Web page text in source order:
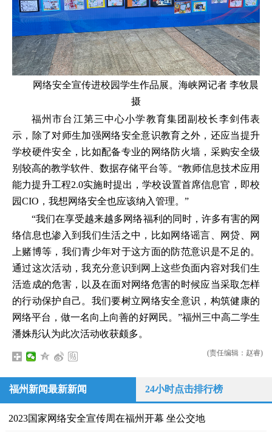
网络安全宣传进校园学生作品展。海峡网记者 李牧晨
摄
福州市台江第三中心小学教育集团副校长李剑伟表
示，除了对师生加强网络安全意识教育之外，还应当提升
学校硬件安全，比如配备专业的网络防火墙，采购安全级
别较高的教学软件、数据存储平台等。“教师信息技术应用
能力提升工程2.0实施时提出，学校设置首席信息官，即校
园CIO，我想网络安全也应该纳入管理。”
“我们在享受越来越多网络福利的同时，许多有害的网
络信息也渗入到我们生活之中，比如网络谣言、网贷、网
上赌博等，我们青少年对于这方面的防范意识是不足的。
通过这次活动，我充分意识到网上这些负面内容对我们生
活造成的危害，以及在面对网络危害的时候应当采取怎样
的行动保护自己。我们要树立网络安全意识，构筑健康的
网络平台，做一名向上向善的好网民。”福州三中高二学生
潘姝彤认为此次活动收获颇多。
(责任编辑：赵睿)
福州新闻最新新闻 24小时点击排行榜
2023国家网络安全宣传周在福州开幕 坐公交地